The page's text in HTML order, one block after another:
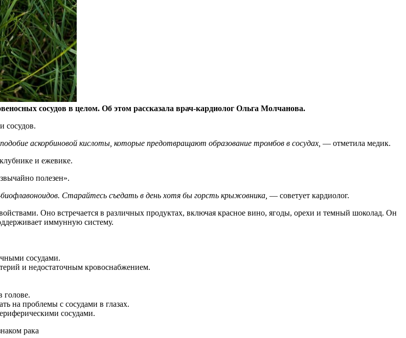
сосудов в целом. Об этом рассказала врач-кардиолог Ольга Молчанова.
сосудов.
аскорбиновой кислоты, которые предотвращают образование тромбов в сосудах, — отметила медик.
и ежевике.
полезен».
Старайтесь съедать в день хотя бы горсть крыжовника, — советует кардиолог.
Оно встречается в различных продуктах, включая красное вино, ягоды, орехи и темный шоколад. Он
иммунную систему.
сосудами.
и недостаточным кровоснабжением.
голове.
на проблемы с сосудами в глазах.
сосудами.
рака